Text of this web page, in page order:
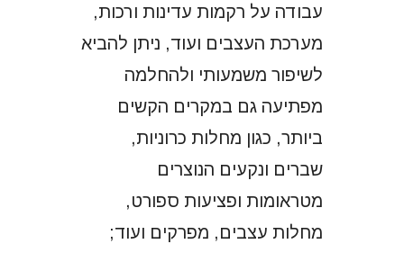
עבודה על רקמות עדינות ורכות,
מערכת העצבים ועוד, ניתן להביא
לשיפור משמעותי ולהחלמה
מפתיעה גם במקרים הקשים
ביותר, כגון מחלות כרוניות,
שברים ונקעים הנוצרים
מטראומות ופציעות ספורט,
מחלות עצבים, מפרקים ועוד;